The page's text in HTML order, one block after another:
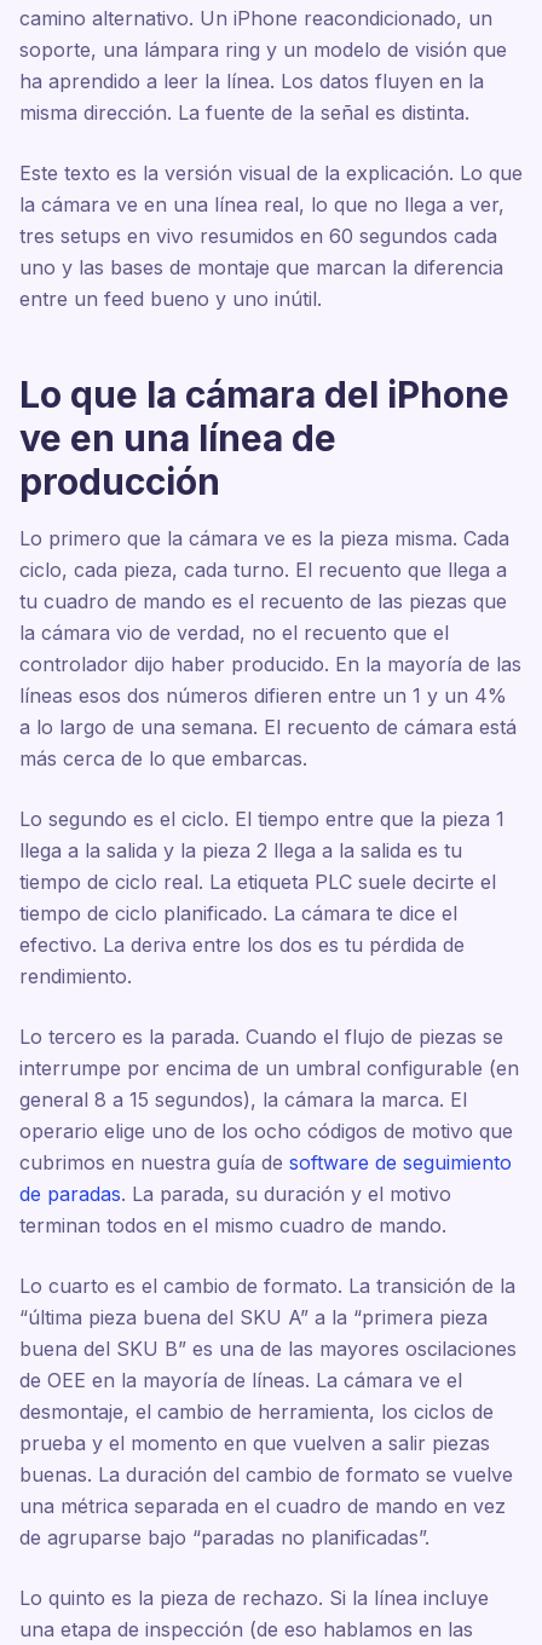
camino alternativo. Un iPhone reacondicionado, un
soporte, una lámpara ring y un modelo de visión que
ha aprendido a leer la línea. Los datos fluyen en la
misma dirección. La fuente de la señal es distinta.
Este texto es la versión visual de la explicación. Lo que
la cámara ve en una línea real, lo que no llega a ver,
tres setups en vivo resumidos en 60 segundos cada
uno y las bases de montaje que marcan la diferencia
entre un feed bueno y uno inútil.
Lo que la cámara del iPhone
ve en una línea de
producción
Lo primero que la cámara ve es la pieza misma. Cada
ciclo, cada pieza, cada turno. El recuento que llega a
tu cuadro de mando es el recuento de las piezas que
la cámara vio de verdad, no el recuento que el
controlador dijo haber producido. En la mayoría de las
líneas esos dos números difieren entre un 1 y un 4%
a lo largo de una semana. El recuento de cámara está
más cerca de lo que embarcas.
Lo segundo es el ciclo. El tiempo entre que la pieza 1
llega a la salida y la pieza 2 llega a la salida es tu
tiempo de ciclo real. La etiqueta PLC suele decirte el
tiempo de ciclo planificado. La cámara te dice el
efectivo. La deriva entre los dos es tu pérdida de
rendimiento.
Lo tercero es la parada. Cuando el flujo de piezas se
interrumpe por encima de un umbral configurable (en
general 8 a 15 segundos), la cámara la marca. El
operario elige uno de los ocho códigos de motivo que
cubrimos en nuestra guía de software de seguimiento
de paradas. La parada, su duración y el motivo
terminan todos en el mismo cuadro de mando.
Lo cuarto es el cambio de formato. La transición de la
“última pieza buena del SKU A” a la “primera pieza
buena del SKU B” es una de las mayores oscilaciones
de OEE en la mayoría de líneas. La cámara ve el
desmontaje, el cambio de herramienta, los ciclos de
prueba y el momento en que vuelven a salir piezas
buenas. La duración del cambio de formato se vuelve
una métrica separada en el cuadro de mando en vez
de agruparse bajo “paradas no planificadas”.
Lo quinto es la pieza de rechazo. Si la línea incluye
una etapa de inspección (de eso hablamos en las